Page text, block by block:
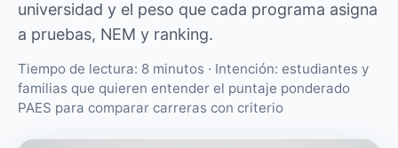
universidad y el peso que cada programa asigna
a pruebas, NEM y ranking.
Tiempo de lectura: 8 minutos · Intención: estudiantes y
familias que quieren entender el puntaje ponderado
PAES para comparar carreras con criterio